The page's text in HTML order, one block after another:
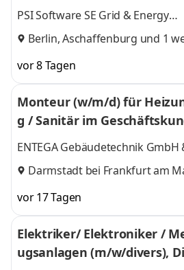
PSI Software SE Grid & Energy
Management
Berlin,Aschaffenburg und 1
vor 8 Tagen
Monteur (w/m/d) für
g / Sanitär im
ENTEGA Gebäudetechnik GmbH
Darmstadt bei Frankfurt am
vor 17 Tagen
Elektriker/ Elektroniker /
ugsanlagen (m/w/divers),